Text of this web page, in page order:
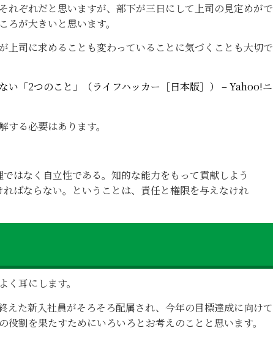
れぞれだと思いますが、部下が三日にして上司の見定めがで
が大きいと思います。
上司に求めることも変わっていることに気づくことも大切で
い「2つのこと」（ライフハッカー［日本版］） – Yahoo!ニ
る必要はあります。
はなく自立性である。知的な能力をもって貢献しよう
ばならない。ということは、責任と権限を与えなけれ
耳にします。
えた新入社員がそろそろ配属され、今年の目標達成に向けて
割を果たすためにいろいろとお考えのことと思います。